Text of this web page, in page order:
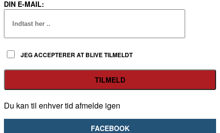
DIN E-MAIL:
JEG ACCEPTERER AT BLIVE TILMELDT
Du kan til enhver tid afmelde igen
FACEBOOK